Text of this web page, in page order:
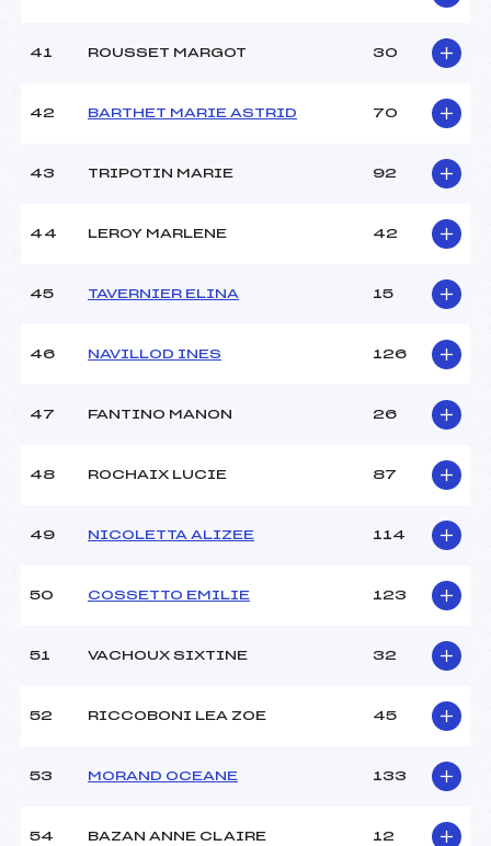
41 ROUSSET MARGOT 30
42 BARTHET MARIE ASTRID 70
43 TRIPOTIN MARIE 92
44 LEROY MARLENE 42
45 TAVERNIER ELINA 15
46 NAVILLOD INES 126
47 FANTINO MANON 26
48 ROCHAIX LUCIE 87
49 NICOLETTA ALIZEE 114
50 COSSETTO EMILIE 123
51 VACHOUX SIXTINE 32
52 RICCOBONI LEA ZOE 45
53 MORAND OCEANE 133
54 BAZAN ANNE CLAIRE 12